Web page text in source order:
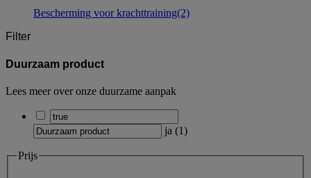
Bescherming voor krachttraining(2)
Filter
Duurzaam product
Lees meer over onze duurzame aanpak
ja (1)
Prijs